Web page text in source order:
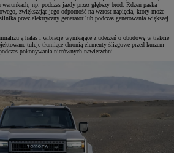
np. podczas jazdy przez głębszy bród. Rdzeń paska
zwiększając jego odporność na wzrost napięcia, który może
przez elektryczny generator lub podczas generowania większej
hałas i wibracje wynikające z uderzeń o obudowę w trakcie
tuleje tłumiące chronią elementy ślizgowe przed kurzem
pokonywania nierównych nawierzchni.